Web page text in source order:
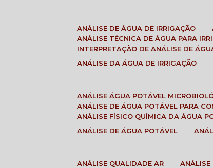
ANÁLISE DE ÁGUA DE IRRIGAÇÃO
ANÁLISE TÉCNICA DE ÁGUA PARA
INTERPRETAÇÃO DE ANÁLISE DE
ANÁLISE DA ÁGUA DE IRRIGAÇÃO
ANÁLISE ÁGUA POTÁVEL
ANÁLISE DE ÁGUA POTÁVEL PARA
ANÁLISE FÍSICO QUÍMICA DA ÁGUA
ANÁLISE DE ÁGUA POTÁVEL
ANÁLISE QUALIDADE AR